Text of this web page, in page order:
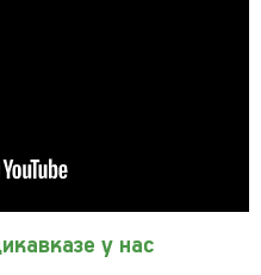
у нас